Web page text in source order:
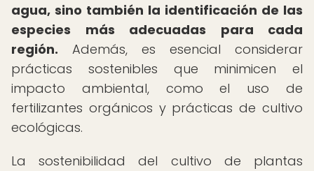
agua, sino también la identificación de las
especies más adecuadas para cada
región. Además, es esencial considerar
prácticas sostenibles que minimicen el
impacto ambiental, como el uso de
fertilizantes orgánicos y prácticas de cultivo
ecológicas.
La sostenibilidad del cultivo de plantas